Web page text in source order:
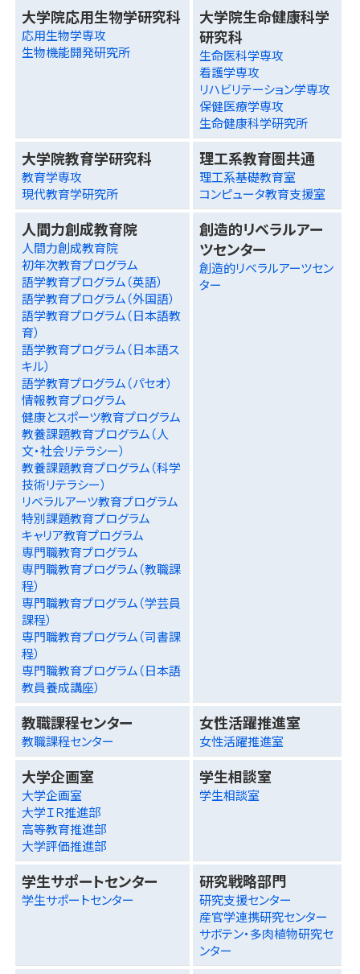
大学院応用生物学研究科
応用生物学専攻
生物機能開発研究所
大学院生命健康科学
研究科
生命医科学専攻
看護学専攻
リハビリテーション学専攻
保健医療学専攻
生命健康科学研究所
大学院教育学研究科
教育学専攻
現代教育学研究所
理工系教育圏共通
理工系基礎教育室
コンピュータ教育支援室
人間力創成教育院
人間力創成教育院
初年次教育プログラム
語学教育プログラム（英語）
語学教育プログラム（外国語）
語学教育プログラム（日本語教
育）
語学教育プログラム（日本語ス
キル）
語学教育プログラム（パセオ）
情報教育プログラム
健康とスポーツ教育プログラム
教養課題教育プログラム（人
文・社会リテラシー）
教養課題教育プログラム（科学
技術リテラシー）
リベラルアーツ教育プログラム
特別課題教育プログラム
キャリア教育プログラム
専門職教育プログラム
専門職教育プログラム（教職課
程）
専門職教育プログラム（学芸員
課程）
専門職教育プログラム（司書課
程）
専門職教育プログラム（日本語
教員養成講座）
創造的リベラルアー
ツセンター
創造的リベラルアーツセン
ター
教職課程センター
教職課程センター
女性活躍推進室
女性活躍推進室
大学企画室
大学企画室
大学ＩＲ推進部
高等教育推進部
大学評価推進部
学生相談室
学生相談室
学生サポートセンター
学生サポートセンター
研究戦略部門
研究支援センター
産官学連携研究センター
サボテン・多肉植物研究セ
ンター